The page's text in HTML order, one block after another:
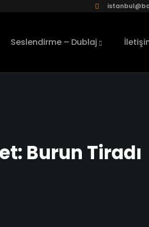
Seslendirme – Dublaj
Burun Tiradı